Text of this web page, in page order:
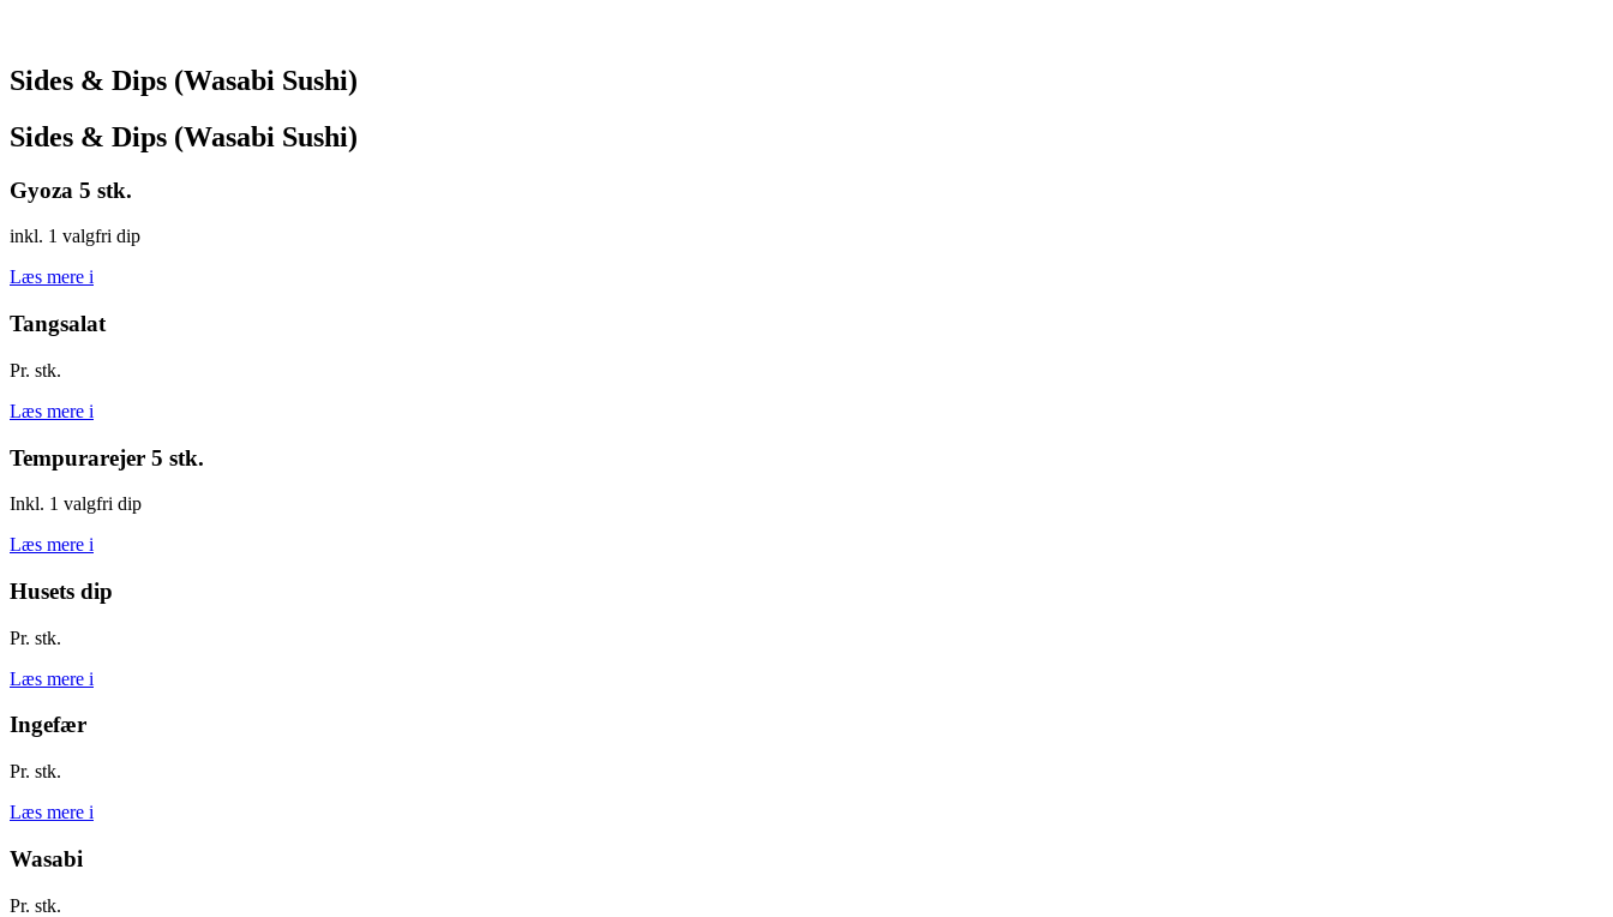
Sides & Dips (Wasabi Sushi)
Sides & Dips (Wasabi Sushi)
Gyoza 5 stk.
inkl. 1 valgfri dip
Læs mere i
Tangsalat
Pr. stk.
Læs mere i
Tempurarejer 5 stk.
Inkl. 1 valgfri dip
Læs mere i
Husets dip
Pr. stk.
Læs mere i
Ingefær
Pr. stk.
Læs mere i
Wasabi
Pr. stk.